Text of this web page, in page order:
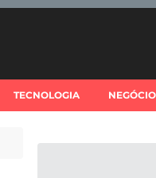
TECNOLOGIA